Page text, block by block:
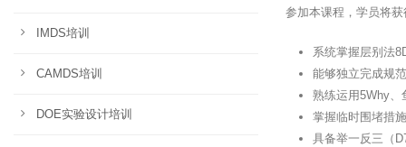
参加本课程，学员将
系统掌握层别法
能够独立完成规
熟练运用5Why
掌握临时围堵措
具备举一反三（
IMDS培训
CAMDS培训
DOE实验设计培训